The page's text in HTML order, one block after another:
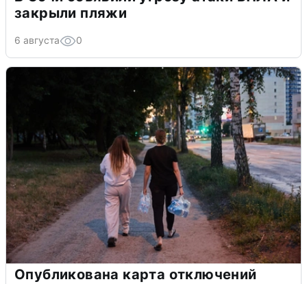
закрыли пляжи
6 августа 0
Опубликована карта отключений